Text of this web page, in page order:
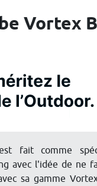
Vortex
fait comme
avec l'idée de ne
sa gamme